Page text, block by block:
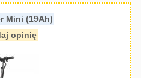
Mini (19Ah)
opinię